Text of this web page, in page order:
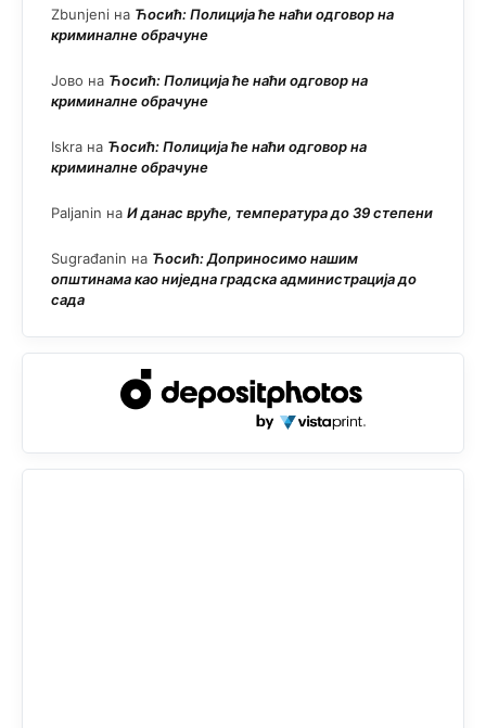
Zbunjeni на Ћосић: Полиција ће наћи одговор на
криминалне обрачуне
Јово на Ћосић: Полиција ће наћи одговор на
криминалне обрачуне
Iskra на Ћосић: Полиција ће наћи одговор на
криминалне обрачуне
Paljanin на И данас вруће, температура до 39 степени
Sugrađanin на Ћосић: Доприносимо нашим
општинама као ниједна градска администрација до
сада